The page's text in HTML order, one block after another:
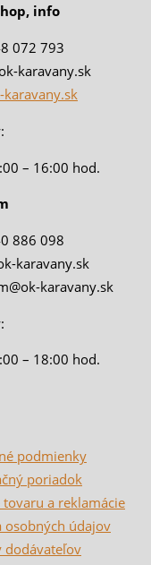
info
072 793
karavany.sk
karavany.sk
– 16:00 hod.
886 098
karavany.sk
karavany.sk
– 18:00 hod.
podmienky
poriadok
tovaru a reklamácie
osobných údajov
dodávateľov